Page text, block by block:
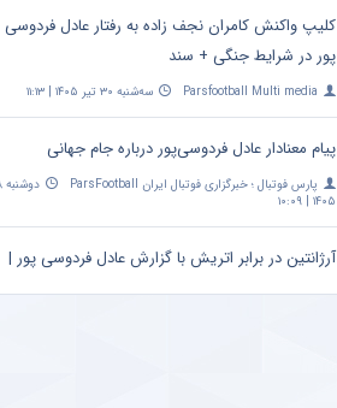
کلیپ واکنش کامران نجف زاده به رفتار عادل فردوسی
پور در شرایط جنگی + سند
Parsfootball Multi media سه‌شنبه ۳۰ تیر ۱۴۰۵ | ۱۱:۱۳
پیام معنادار عادل فردوسی‌پور درباره جام جهانی
پارس فوتبال ؛ خبرگزاری فوتبال ایران ParsFootball
۱۴۰۵ | ۱۰:۰۹
آرژانتین در برابر اتریش با گزارش عادل فردوسی پور |
امشب ساعت ۲۰:۳۰ – پخش زنده در اپارات اسپرت